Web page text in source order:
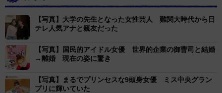
【写真】大学の先生となった女性芸人 難関大時代から日
テレ人気アナと親友だった
【写真】国民的アイドル女優 世界的企業の御曹司と結婚
→離婚 現在の姿に驚き
【写真】まるでプリンセスな9頭身女優 ミス中央グラン
プリに輝いていた